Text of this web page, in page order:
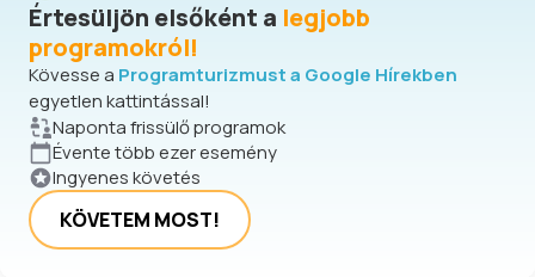
Értesüljön elsőként a legjobb
programokról!
Kövesse a Programturizmust a Google Hírekben
egyetlen kattintással!
Naponta frissülő programok
Évente több ezer esemény
Ingyenes követés
KÖVETEM MOST!